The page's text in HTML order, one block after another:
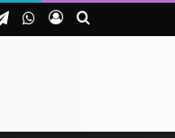
Arama
Kayıt
WhatsApp
Telegram